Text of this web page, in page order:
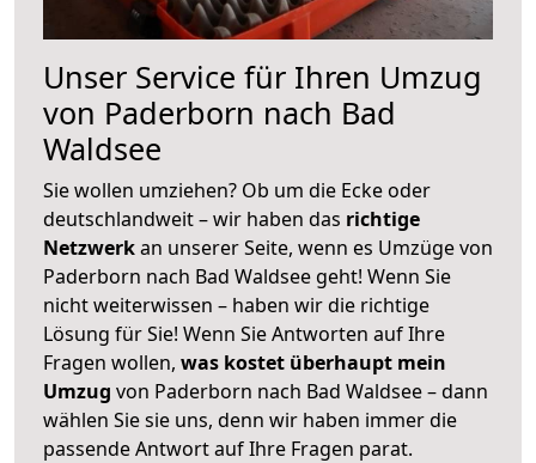
Unser Service für Ihren Umzug
von Paderborn nach Bad
Waldsee
Sie wollen umziehen? Ob um die Ecke oder
deutschlandweit – wir haben das richtige
Netzwerkan unserer Seite, wenn es Umzüge von
Paderborn nach Bad Waldsee geht! Wenn Sie
nicht weiterwissen – haben wir die richtige
Lösung für Sie! Wenn Sie Antworten auf Ihre
Fragen wollen, was kostet überhaupt mein
Umzug von Paderborn nach Bad Waldsee – dann
wählen Sie sie uns, denn wir haben immer die
passende Antwort auf Ihre Fragen parat.